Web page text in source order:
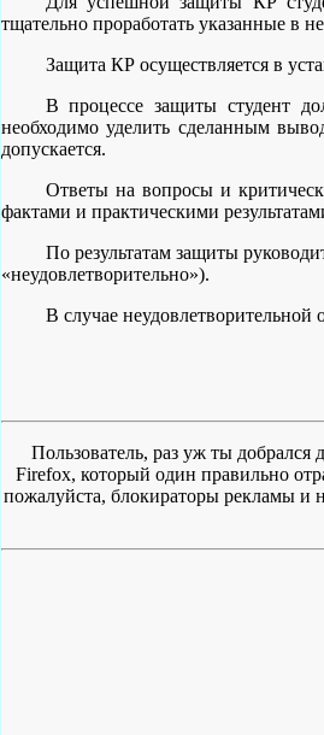
тщательно проработать указанные в
Защита КР осуществляется в
В процессе защиты студент
необходимо уделить сделанным
допускается.
Ответы на вопросы и
фактами и практическими
По результатам защиты
«неудовлетворительно»).
В случае
Пользователь, раз уж ты добрался
Firefox, который один правильно
пожалуйста, блокираторы рекламы и